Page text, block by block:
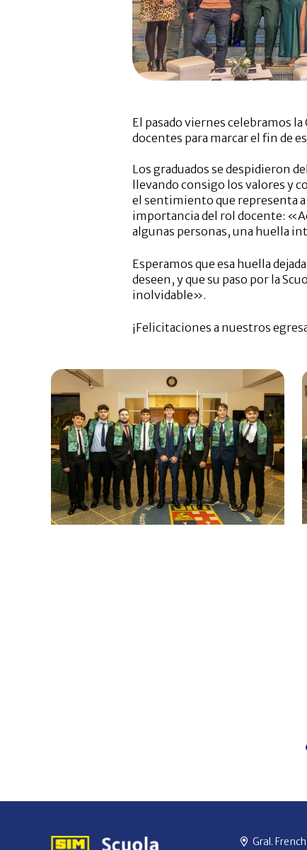
El pasado viernes celebramos
docentes para marcar el fin de
Los graduados se despidieron
llevando consigo los valores y
el sentimiento que representa a
importancia del rol docente:
algunas personas, una huella
Esperamos que esa huella
deseen, y que su paso por la
inolvidable».
¡Felicitaciones a nuestros
Gral.